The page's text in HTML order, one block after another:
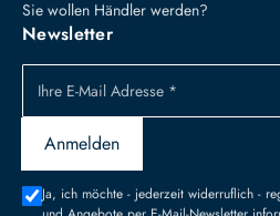
Sie wollen Händler werden?
Newsletter
Ihre E-Mail Adresse *
Anmelden
Ja, ich möchte - jederzeit widerruflich -